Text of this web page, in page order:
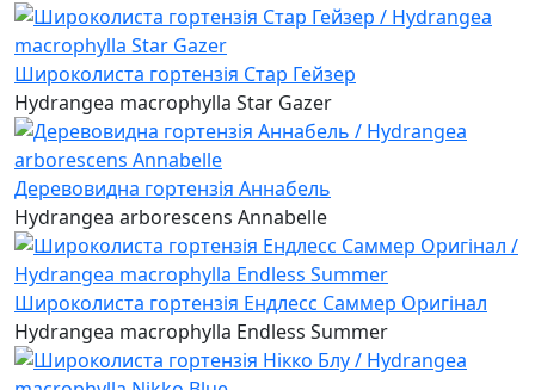
Широколиста гортензія Стар Гейзер
Hydrangea macrophylla Star Gazer
Деревовидна гортензія Аннабель
Hydrangea arborescens Annabelle
Широколиста гортензія Ендлесс Саммер Оригінал
Hydrangea macrophylla Endless Summer